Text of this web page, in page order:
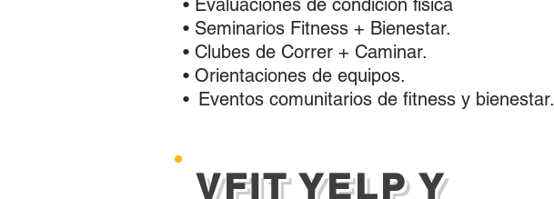
• Evaluaciones de condición física
• Seminarios Fitness + Bienestar.
• Clubes de Correr + Caminar.
• Orientaciones de equipos.
• Eventos comunitarios de fitness y bienestar.
VFIT YELP Y